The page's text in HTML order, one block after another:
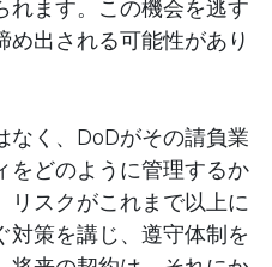
れます。この機会を逃す
め出される可能性があり
なく、DoDがその請負業
をどのように管理するか
リスクがこれまで以上に
対策を講じ、遵守体制を